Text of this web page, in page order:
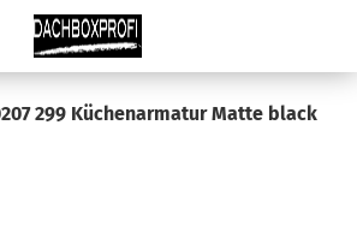
299 Küchenarmatur Matte black